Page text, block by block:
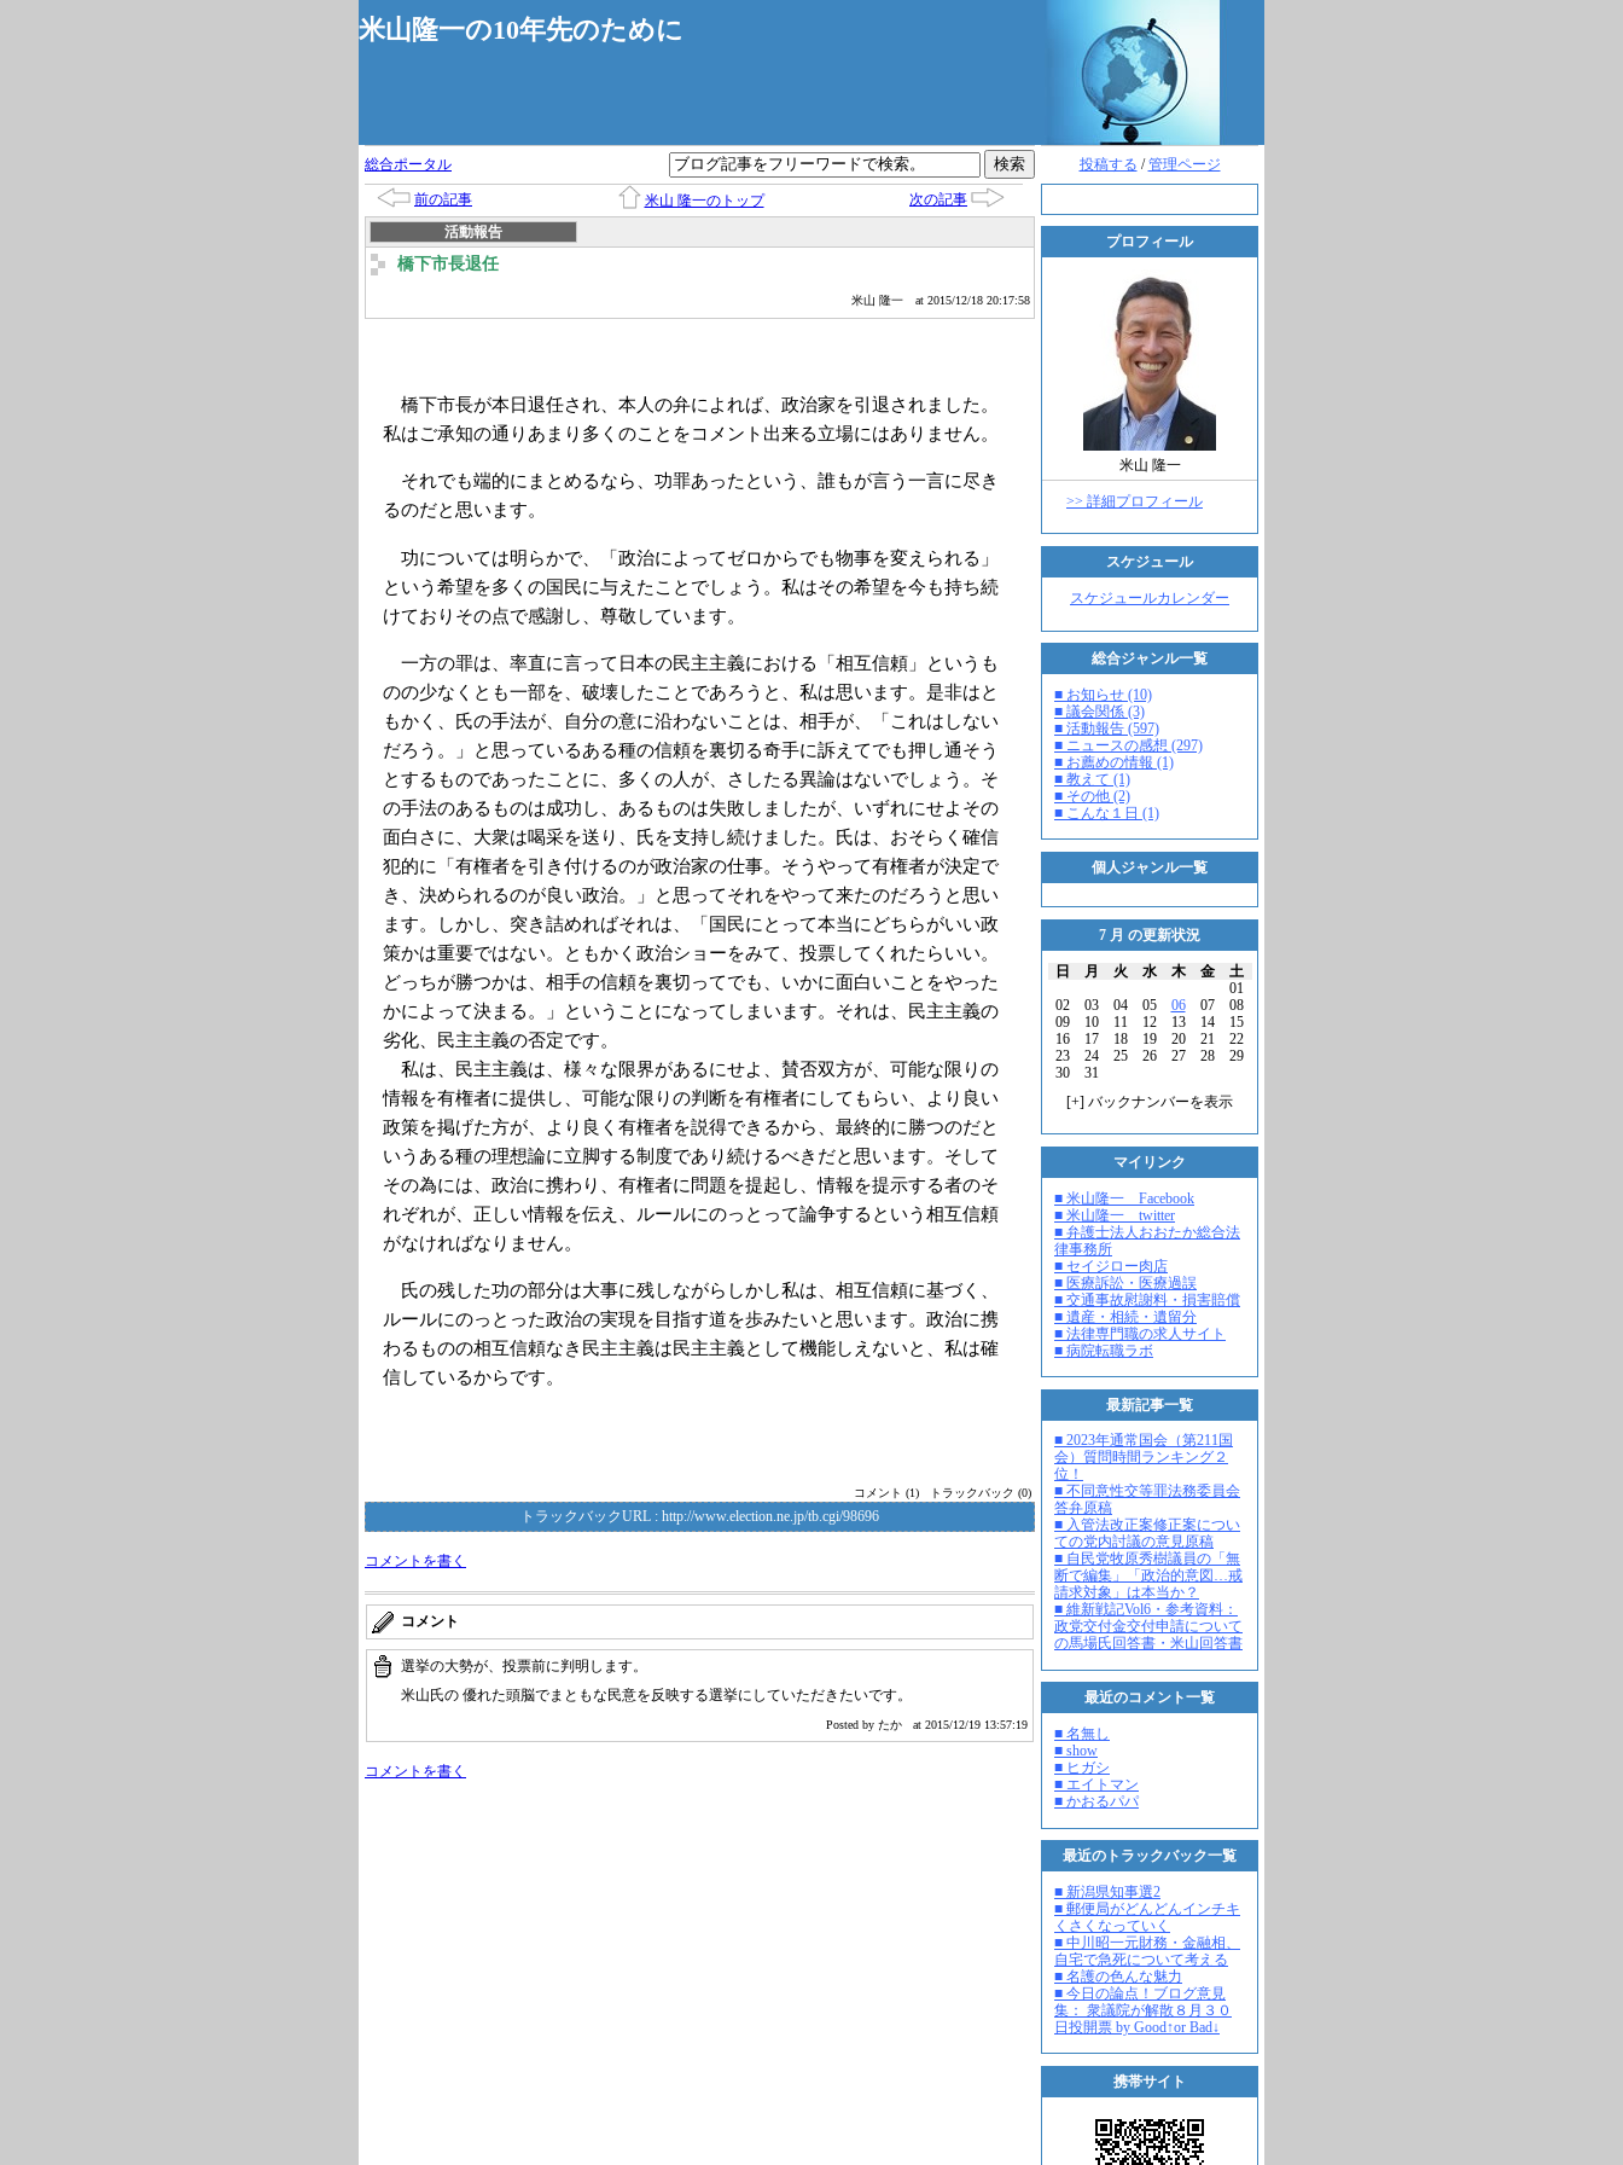
米山隆一の10年先のために
投稿する /管理ページ
プロフィール
米山 隆一
>> 詳細プロフィール
スケジュール
スケジュールカレンダー
総合ジャンル一覧
■ お知らせ (10)
■ 議会関係 (3)
■ 活動報告 (597)
■ ニュースの感想 (297)
■ お薦めの情報 (1)
■ 教えて (1)
■ その他 (2)
■ こんな１日 (1)
個人ジャンル一覧
7 月 の更新状況
日 月 火 水 木 金
土
01
02
03 04 05 06 07
08
09
10 11 12 13 14
15
16
17 18 19 20 21
22
23
24 25 26 27 28
29
30
31
[+] バックナンバーを表示
マイリンク
■ 米山隆一 Facebook
■ 米山隆一 twitter
■ 弁護士法人おおたか総合法
律事務所
■ セイジロー肉店
■ 医療訴訟・医療過誤
■ 交通事故慰謝料・損害賠償
■ 遺産・相続・遺留分
■ 法律専門職の求人サイト
■ 病院転職ラボ
最新記事一覧
■ 2023年通常国会（第211国
会）質問時間ランキング２
位！
■ 不同意性交等罪法務委員会
答弁原稿
■ 入管法改正案修正案につい
ての党内討議の意見原稿
■ 自民党牧原秀樹議員の「無
断で編集」「政治的意図…戒
請求対象」は本当か？
■ 維新戦記Vol6・参考資料：
政党交付金交付申請について
の馬場氏回答書・米山回答書
最近のコメント一覧
■ 名無し
■ show
■ ヒガシ
■ エイトマン
■ かおるパパ
最近のトラックバック一覧
■ 新潟県知事選2
■ 郵便局がどんどんインチキ
くさくなっていく
■ 中川昭一元財務・金融相、
自宅で急死について考える
■ 名護の色んな魅力
■ 今日の論点！ブログ意見
集： 衆議院が解散８月３０
日投開票 by Good↑or Bad↓
携帯サイト
総合ポータル
前の記事 米山 隆一のトップ
次の記事
活動報告
橋下市長退任
米山 隆一 at 2015/12/18 20:17:58
橋下市長が本日退任され、本人の弁によれば、政治家を引退されました。
私はご承知の通りあまり多くのことをコメント出来る立場にはありません。
それでも端的にまとめるなら、功罪あったという、誰もが言う一言に尽き
るのだと思います。
功については明らかで、「政治によってゼロからでも物事を変えられる」
という希望を多くの国民に与えたことでしょう。私はその希望を今も持ち続
けておりその点で感謝し、尊敬しています。
一方の罪は、率直に言って日本の民主主義における「相互信頼」というも
のの少なくとも一部を、破壊したことであろうと、私は思います。是非はと
もかく、氏の手法が、自分の意に沿わないことは、相手が、「これはしない
だろう。」と思っているある種の信頼を裏切る奇手に訴えてでも押し通そう
とするものであったことに、多くの人が、さしたる異論はないでしょう。そ
の手法のあるものは成功し、あるものは失敗しましたが、いずれにせよその
面白さに、大衆は喝采を送り、氏を支持し続けました。氏は、おそらく確信
犯的に「有権者を引き付けるのが政治家の仕事。そうやって有権者が決定で
き、決められるのが良い政治。」と思ってそれをやって来たのだろうと思い
ます。しかし、突き詰めればそれは、「国民にとって本当にどちらがいい政
策かは重要ではない。ともかく政治ショーをみて、投票してくれたらいい。
どっちが勝つかは、相手の信頼を裏切ってでも、いかに面白いことをやった
かによって決まる。」ということになってしまいます。それは、民主主義の
劣化、民主主義の否定です。
私は、民主主義は、様々な限界があるにせよ、賛否双方が、可能な限りの
情報を有権者に提供し、可能な限りの判断を有権者にしてもらい、より良い
政策を掲げた方が、より良く有権者を説得できるから、最終的に勝つのだと
いうある種の理想論に立脚する制度であり続けるべきだと思います。そして
その為には、政治に携わり、有権者に問題を提起し、情報を提示する者のそ
れぞれが、正しい情報を伝え、ルールにのっとって論争するという相互信頼
がなければなりません。
氏の残した功の部分は大事に残しながらしかし私は、相互信頼に基づく、
ルールにのっとった政治の実現を目指す道を歩みたいと思います。政治に携
わるものの相互信頼なき民主主義は民主主義として機能しえないと、私は確
信しているからです。
コメント (1) トラックバック (0)
トラックバックURL : http://www.election.ne.jp/tb.cgi/98696
コメントを書く
コメント
選挙の大勢が、投票前に判明します。
米山氏の 優れた頭脳でまともな民意を反映する選挙にしていただきたいです。
Posted by たか at 2015/12/19 13:57:19
コメントを書く